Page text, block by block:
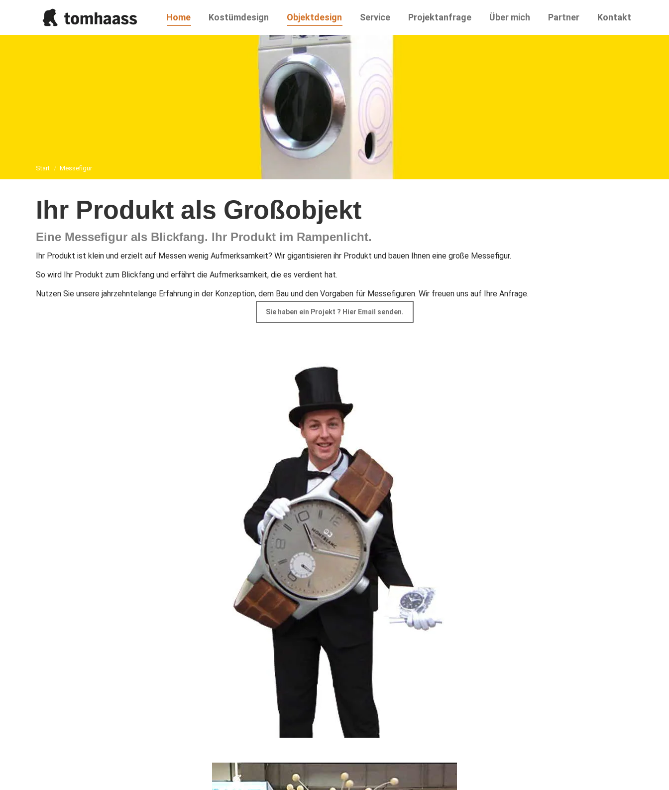
Home Kostümdesign Objektdesign Service Projektanfrage Über mich Partner Kontakt
Sie befinden sich hier:
Start Messefigur
Ihr Produkt als Großobjekt
Eine Messefigur als Blickfang. Ihr Produkt im Rampenlicht.
Ihr Produkt ist klein und erzielt auf Messen wenig Aufmerksamkeit? Wir gigantisieren ihr Produkt und bauen Ihnen eine große Messefigur.
So wird Ihr Produkt zum Blickfang und erfährt die Aufmerksamkeit, die es verdient hat.
Nutzen Sie unsere jahrzehntelange Erfahrung in der Konzeption, dem Bau und den Vorgaben für Messefiguren. Wir freuen uns auf Ihre Anfrage.
Sie haben ein Projekt ? Hier Email senden.